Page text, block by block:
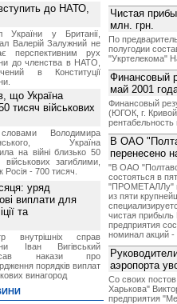
Чистая
млн. грн.
По
полугодии
"Укртелекома"
Финансовый
май 2001
Финансовый
(ЮГОК, г. Кривой
рентабельность
В ОАО
перенесено
"В ОАО
состояться в
"ПРОМЕТАЛЛу"
из пяти
чистая прибыль
предприятия
номинал акций -
аэропорта
Со своих
Харькова"
предприятия
до НАТО,
України у Британії,
Валерій Залужний не
перспективним рух
до членства в НАТО,
в Конституції
що Україна
тисяч військових
Володимира
Україна
на війні близько 50
військових загиблими,
Росія - 700 тисяч.
уряд
виплати для
та
внутрішніх справ
Іван Вигівський
накази про
порядків виплат
винагород